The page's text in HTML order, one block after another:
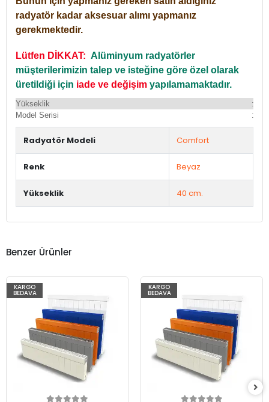
radyatör kadar aksesuar alımı yapmanız
gerekmektedir.
Lütfen DİKKAT: Alüminyum radyatörler
müşterilerimizin talep ve isteğine göre özel olarak
üretildiği için iade ve değişim yapılamamaktadır.
Yükseklik :
Model Serisi
:
Radyatör Modeli Comfort
Renk Beyaz
Yükseklik 40 cm.
Benzer Ürünler
KARGO
BEDAVA
KARGO
BEDAVA